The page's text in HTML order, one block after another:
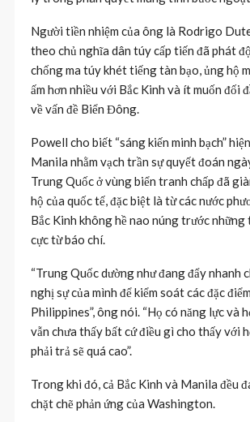
Người tiền nhiệm của ông là Rodrigo
theo chủ nghĩa dân túy cấp tiến đã phát
chống ma túy khét tiếng tàn bạo, ủng hộ
ấm hơn nhiều với Bắc Kinh và ít muốn đối
về vấn đề Biển Đông.
Powell cho biết “sáng kiến ​​minh bạch”
Manila nhằm vạch trần sự quyết đoán
Trung Quốc ở vùng biển tranh chấp đã
hộ của quốc tế, đặc biệt là từ các nước
Bắc Kinh không hề nao núng trước
cực từ báo chí.
“Trung Quốc dường như đang đẩy nhanh
nghị sự của mình để kiểm soát các đặc
Philippines”, ông nói. “Họ có năng lực và
vẫn chưa thấy bất cứ điều gì cho thấy với
phải trả sẽ quá cao”.
Trong khi đó, cả Bắc Kinh và Manila đều
chặt chẽ phản ứng của Washington.